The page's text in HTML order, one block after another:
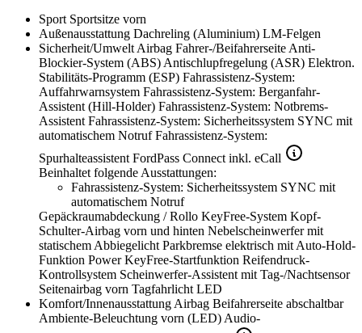
Sport Sportsitze vorn
Außenausstattung Dachreling (Aluminium) LM-Felgen
Sicherheit/Umwelt Airbag Fahrer-/Beifahrerseite Anti-
Blockier-System (ABS) Antischlupfregelung (ASR) Elektron.
Stabilitäts-Programm (ESP) Fahrassistenz-System:
Auffahrwarnsystem Fahrassistenz-System: Berganfahr-
Assistent (Hill-Holder) Fahrassistenz-System: Notbrems-
Assistent Fahrassistenz-System: Sicherheitssystem SYNC mit
automatischem NotrufFahrassistenz-System:
Spurhalteassistent FordPass Connect inkl. eCall
Beinhaltet folgende Ausstattungen:
Fahrassistenz-System: Sicherheitssystem SYNC mit
automatischem Notruf
Gepäckraumabdeckung / Rollo KeyFree-System Kopf-
Schulter-Airbag vorn und hinten Nebelscheinwerfer mit
statischem Abbiegelicht Parkbremse elektrisch mit Auto-Hold-
Funktion Power KeyFree-Startfunktion Reifendruck-
Kontrollsystem Scheinwerfer-Assistent mit Tag-/Nachtsensor
Seitenairbag vorn Tagfahrlicht LED
Komfort/Innenausstattung Airbag Beifahrerseite abschaltbar
Ambiente-Beleuchtung vorn (LED) Audio-